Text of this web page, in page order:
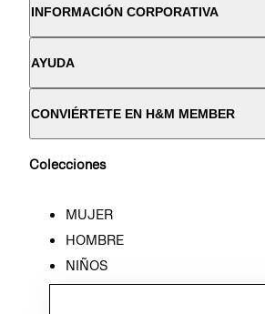
INFORMACIÓN CORPORATIVA
AYUDA
CONVIÉRTETE EN H&M MEMBER
Colecciones
MUJER
HOMBRE
NIÑOS